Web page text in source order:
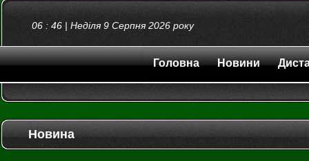
06 : 46 | Неділя 9 Серпня 2026 року
Головна Новини
Новина